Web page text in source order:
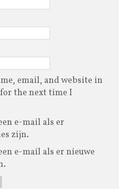
email, and website in
the next time I
e-mail als er
zijn.
e-mail als er nieuwe